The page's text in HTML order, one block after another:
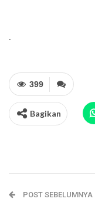
399
Bagikan
POST SEBELUMNYA